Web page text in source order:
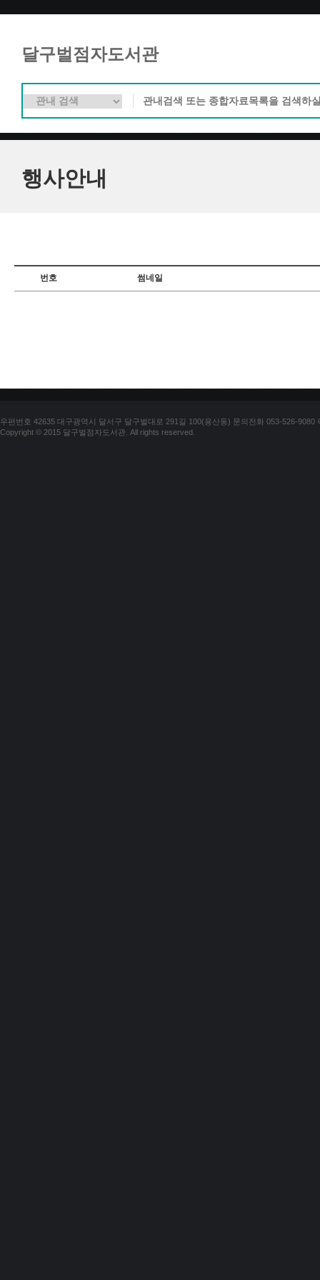
달구벌점자도서관
행사안내
번호 썸네일
우편번호 42635 대구광역시 달서구 달구벌대로 291길 100(용산동) 문의전화 053-526-9080
Copyright © 2015 달구벌점자도서관. All rights reserved.